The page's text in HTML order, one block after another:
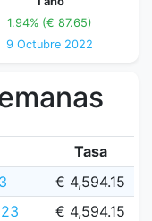
1.94% (€ 87.65)
9 Octubre 2022
Tasa
€ 4,594.15
€ 4,594.15